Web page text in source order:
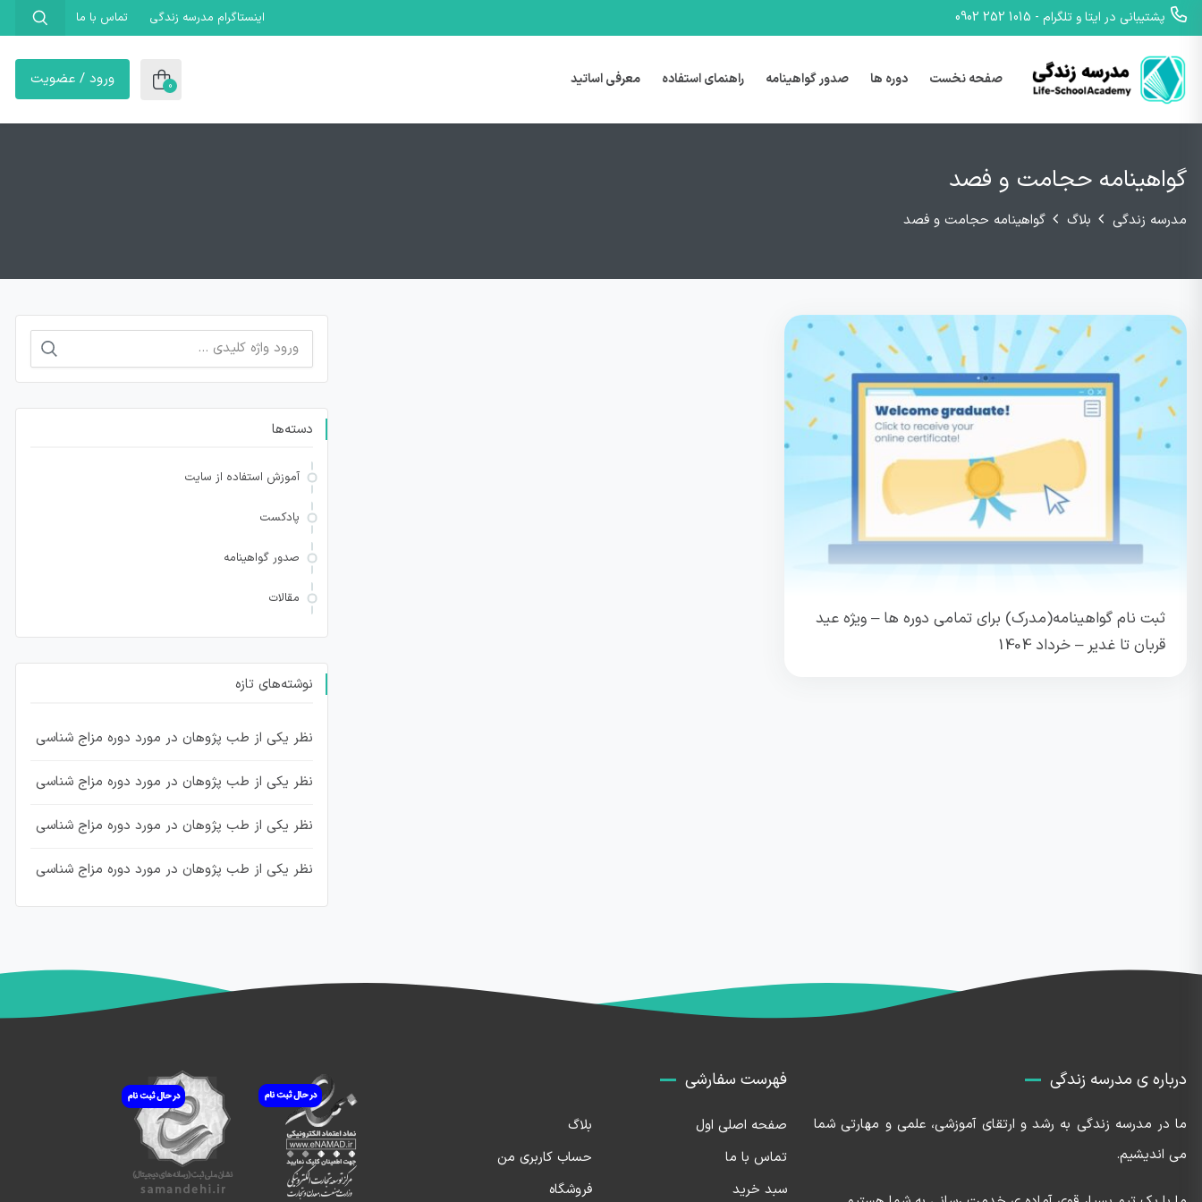
پشتیبانی در ایتا و تلگرام - 1015 252 0902 اینستاگرام مدرسه زندگی تماس با ما
صفحه نخست دوره ها صدور گواهینامه راهنمای استفاده معرفی اساتید 0 ورود / عضویت
گواهینامه حجامت و فصد
مدرسه زندگی بلاگ گواهینامه حجامت و فصد
ثبت نام گواهینامه(مدرک) برای تمامی دوره ها – ویژه عید
قربان تا غدیر – خرداد 1404
جستجو
برای:
دسته‌ها
آموزش استفاده از سایت
پادکست
صدور گواهینامه
مقالات
نوشته‌های تازه
نظر یکی از طب پژوهان در مورد دوره مزاج شناسی
نظر یکی از طب پژوهان در مورد دوره مزاج شناسی
نظر یکی از طب پژوهان در مورد دوره مزاج شناسی
نظر یکی از طب پژوهان در مورد دوره مزاج شناسی
درباره ی مدرسه زندگی
ما در مدرسه زندگی به رشد و ارتقای آموزشی، علمی و مهارتی شما
می اندیشیم.
فهرست سفارشی
صفحه اصلی اول
بلاگ
تماس با ما
حساب کاربری من
سبد خرید
فروشگاه